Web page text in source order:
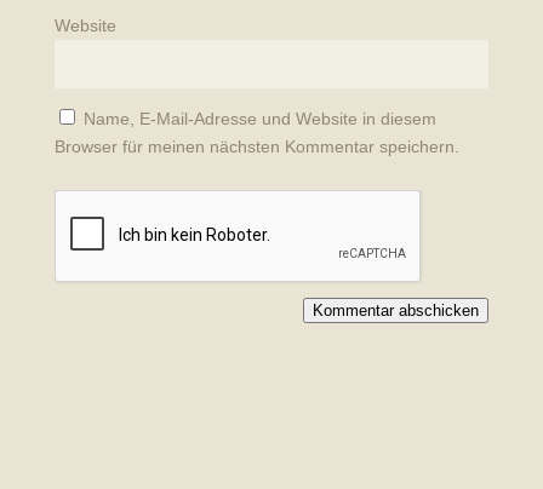
Website
Name, E-Mail-Adresse und Website in diesem
Browser für meinen nächsten Kommentar speichern.
Kommentar abschicken